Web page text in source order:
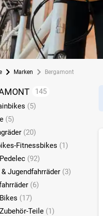
Marken Bergamont
145
(5)
(5)
(20)
Fitnessbikes (1)
(92)
& Jugendfahrräder (3)
(6)
(17)
Teile (1)